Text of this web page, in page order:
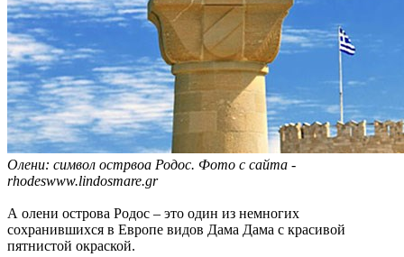
Олени: символ острвоа Родос. Фото с сайта -
rhodeswww.lindosmare.gr
А олени острова Родос – это один из немногих
сохранившихся в Европе видов Дама Дама с красивой
пятнистой окраской.